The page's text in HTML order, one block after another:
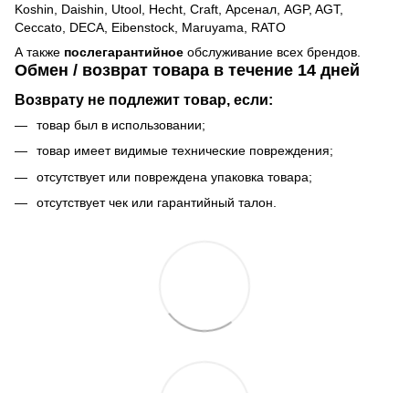
Koshin, Daishin, Utool, Hecht, Craft, Арсенал, AGP, AGT,
Ceccato, DECA, Eibenstock, Maruyama, RATO
А также послегарантийное обслуживание всех брендов.
Обмен / возврат товара в течение 14 дней
Возврату не подлежит товар, если:
товар был в использовании;
товар имеет видимые технические повреждения;
отсутствует или повреждена упаковка товара;
отсутствует чек или гарантийный талон.